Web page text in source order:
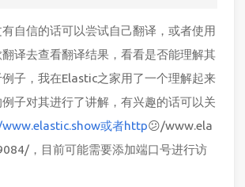
自信的话可以尝试自己翻译，或者使用
译去查看翻译结果，看看是否能理解其
子，我在Elastic之家用了一个理解起来
子对其进行了讲解，有兴趣的话可以关
或者http😕/www.ela
，目前可能需要添加端口号进行访